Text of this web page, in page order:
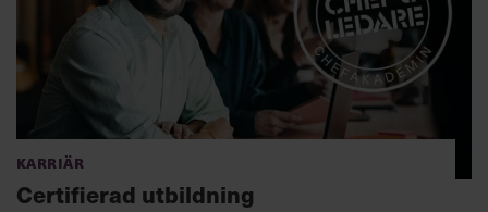
Karriär
Certifierad utbildning